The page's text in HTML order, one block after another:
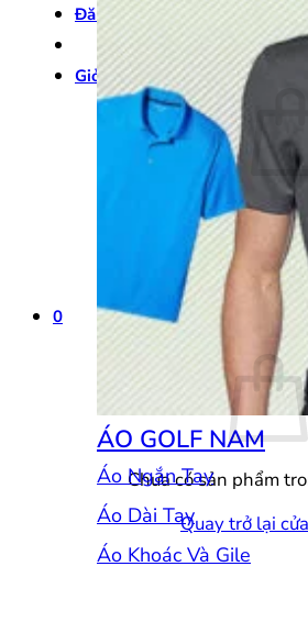
Đăng nhập
Giỏ hàng / 0₫ 0
Chưa có sản
Quay trở lại
0
Giỏ hàng
Chưa có sản phẩm
Quay trở lại
ÁO GOLF NAM
Áo Ngắn Tay
Áo Dài Tay
Áo Khoác Và Gile